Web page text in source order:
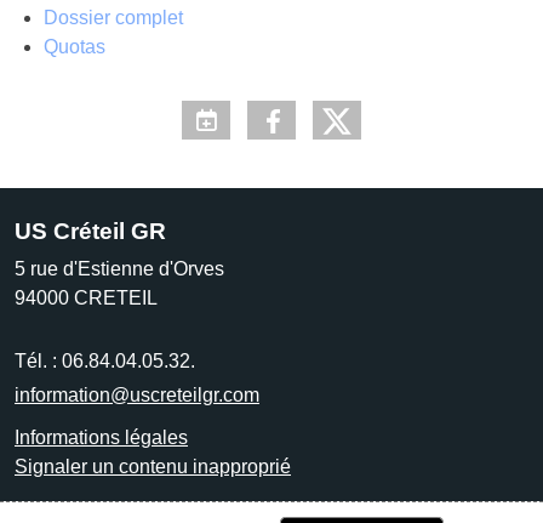
Dossier complet
Quotas
US Créteil GR
5 rue d'Estienne d'Orves
94000 CRETEIL
Tél. : 06.84.04.05.32.
information@uscreteilgr.com
Informations légales
Signaler un contenu inapproprié